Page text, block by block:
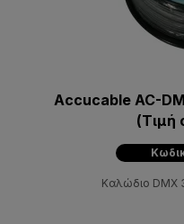
Accucable AC-
(Τιμή
Καλώδιο DMX